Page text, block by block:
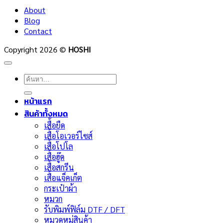
About
Blog
Contact
Copyright 2026 © HOSHI
ค้นหา:
หน้าแรก
สินค้าทั้งหมด
เสื้อยืด
เสื้อโอเวอร์ไซส์
เสื้อโปโล
เสื้อฮู๊ด
เสื้อสกรีน
เสื้อแจ็คเก็ต
กระเป๋าผ้า
หมวก
รับพิมพ์ฟิล์ม DTF / DFT
หมวดหมู่สินค้า